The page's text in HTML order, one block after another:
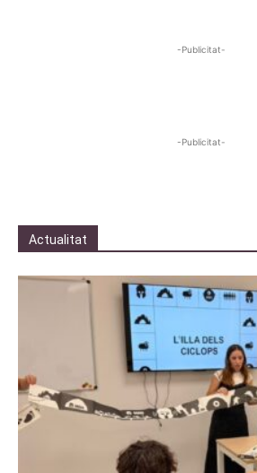
-Publicitat-
-Publicitat-
Actualitat